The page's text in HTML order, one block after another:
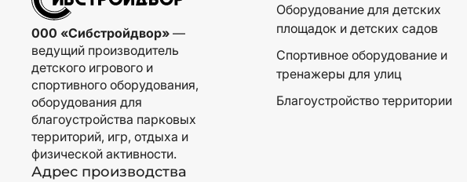
000 «Сибстройдвор» —
ведущий производитель
детского игрового и
спортивного оборудования,
оборудования для
благоустройства парковых
территорий, игр, отдыха и
физической активности.
Адрес производства
Оборудование для детских
площадок и детских садов
Спортивное оборудование и
тренажеры для улиц
Благоустройство территории